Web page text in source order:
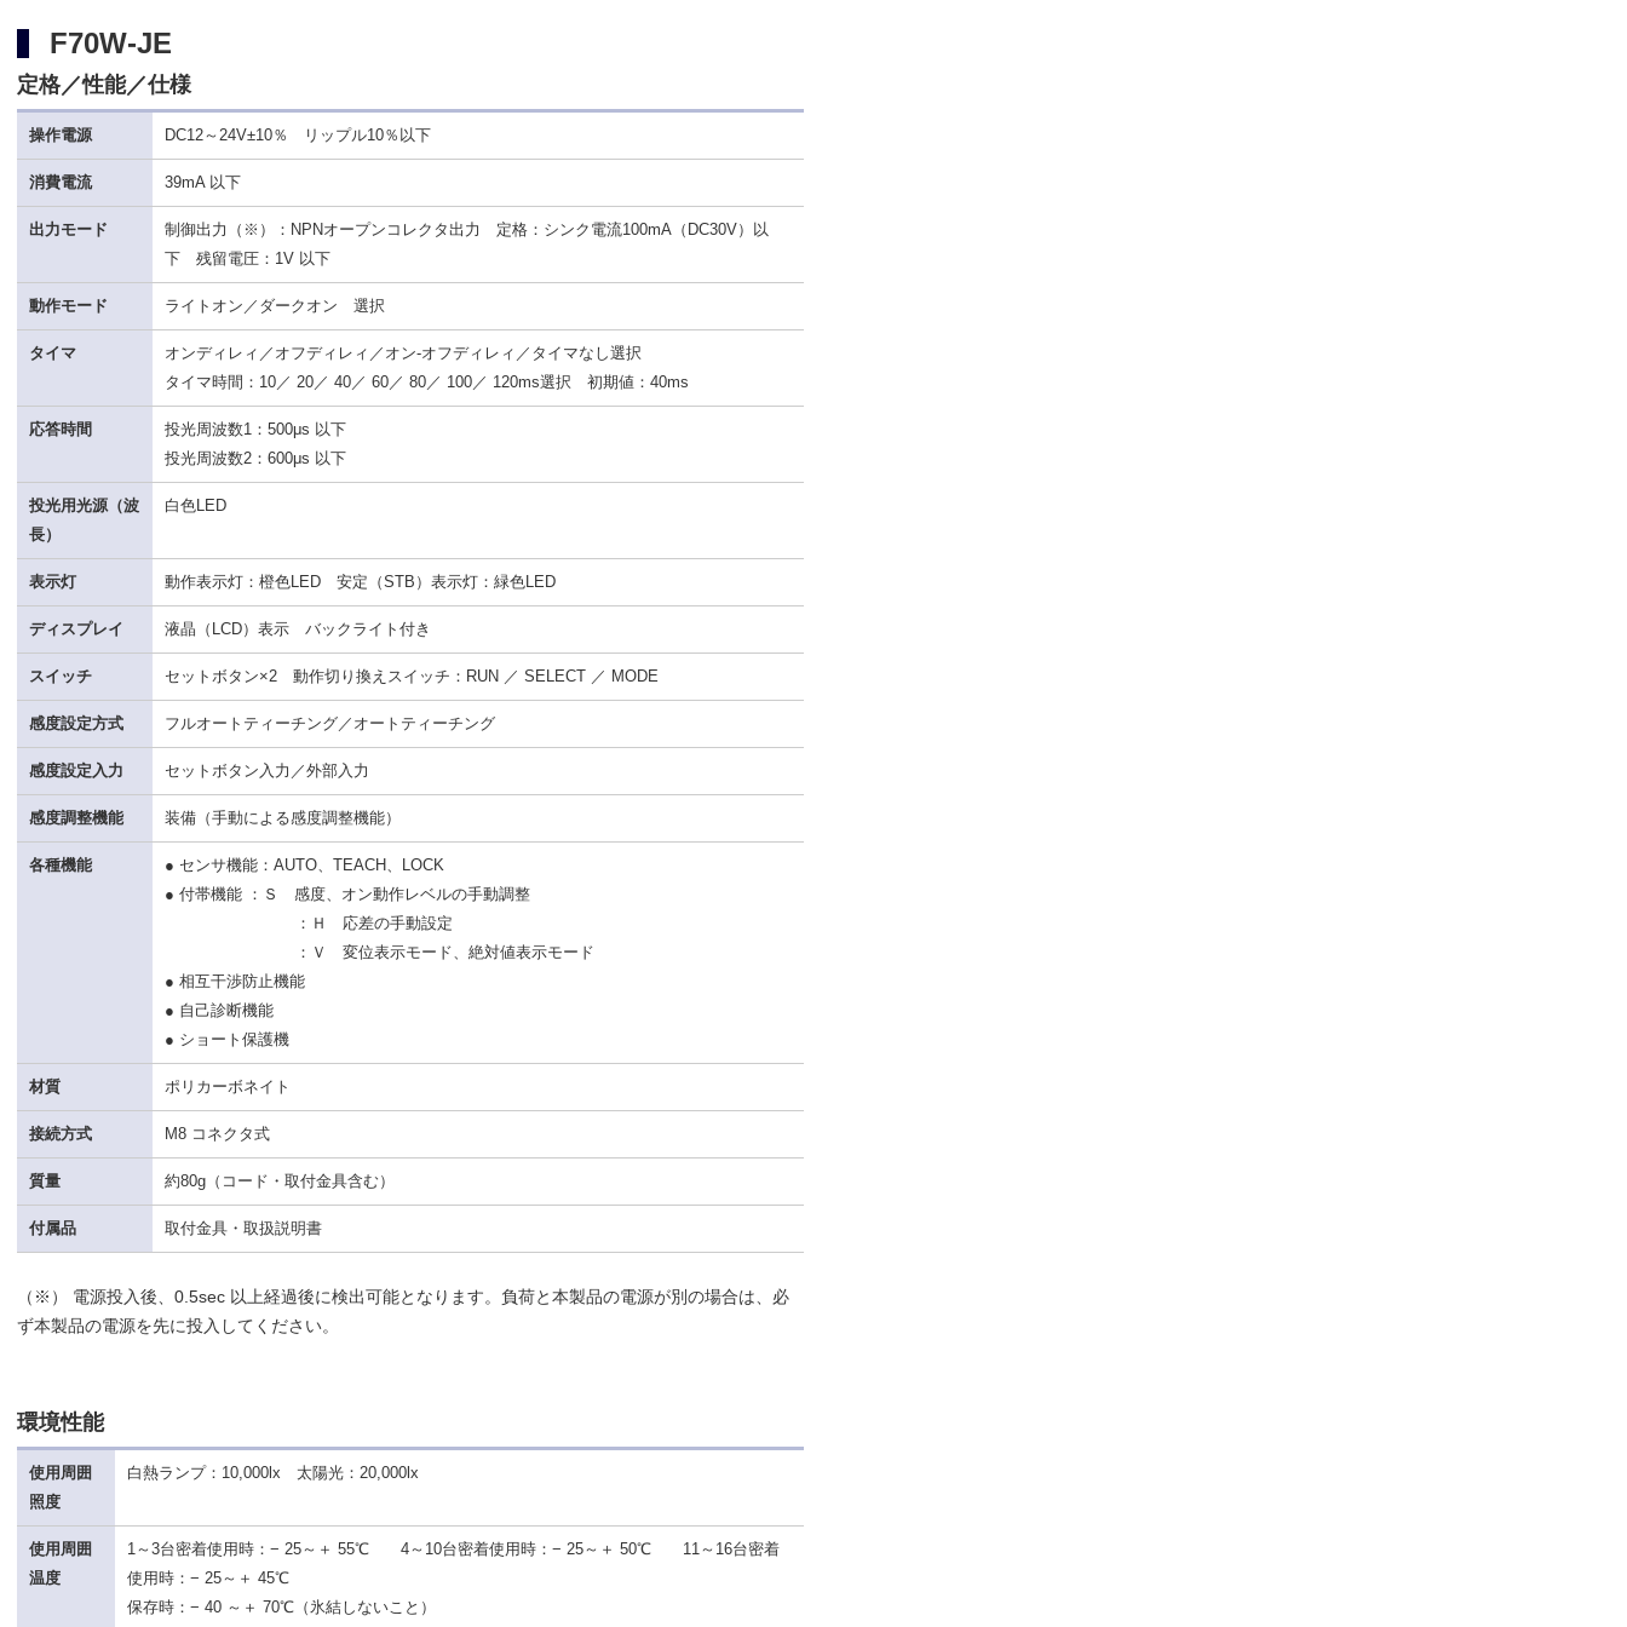
F70W-JE
定格／性能／仕様
操作電源 DC12～24V±10％ リップル10％以下
消費電流 39mA 以下
出力モード
制御出力（※）：NPNオープンコレクタ出力 定格：シンク電流100mA（DC30V）以
下 残留電圧：1V 以下
動作モード ライトオン／ダークオン 選択
タイマ
オンディレィ／オフディレィ／オン-オフディレィ／タイマなし選択
タイマ時間：10／ 20／ 40／ 60／ 80／ 100／ 120ms選択 初期値：40ms
応答時間
投光周波数1：500μs 以下
投光周波数2：600μs 以下
投光用光源（波
長）
白色LED
表示灯 動作表示灯：橙色LED 安定（STB）表示灯：緑色LED
ディスプレイ 液晶（LCD）表示 バックライト付き
スイッチ セットボタン×2 動作切り換えスイッチ：RUN ／ SELECT ／ MODE
感度設定方式 フルオートティーチング／オートティーチング
感度設定入力 セットボタン入力／外部入力
感度調整機能 装備（手動による感度調整機能）
各種機能
● センサ機能：AUTO、TEACH、LOCK
● 付帯機能 ：Ｓ 感度、オン動作レベルの手動調整
：Ｈ 応差の手動設定
：Ｖ 変位表示モード、絶対値表示モード
● 相互干渉防止機能
● 自己診断機能
● ショート保護機
材質 ポリカーボネイト
接続方式 M8 コネクタ式
質量 約80g（コード・取付金具含む）
付属品 取付金具・取扱説明書
（※） 電源投入後、0.5sec 以上経過後に検出可能となります。負荷と本製品の電源が別の場合は、必
ず本製品の電源を先に投入してください。
環境性能
使用周囲
照度
白熱ランプ：10,000lx 太陽光：20,000lx
使用周囲
温度
1～3台密着使用時：− 25～＋ 55℃ 4～10台密着使用時：− 25～＋ 50℃ 11～16台密着
使用時：− 25～＋ 45℃
保存時：− 40 ～＋ 70℃（氷結しないこと）